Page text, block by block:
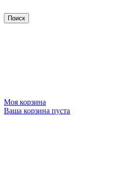
Моя корзина
Ваша корзина пуста